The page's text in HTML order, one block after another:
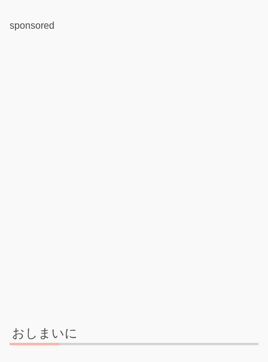
sponsored
おしまいに